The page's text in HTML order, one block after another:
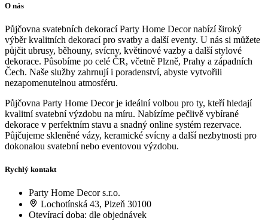
O nás
Půjčovna svatebních dekorací Party Home Decor nabízí široký
výběr kvalitních dekorací pro svatby a další eventy. U nás si můžete
půjčit ubrusy, běhouny, svícny, květinové vazby a další stylové
dekorace. Působíme po celé ČR, včetně Plzně, Prahy a západních
Čech. Naše služby zahrnují i poradenství, abyste vytvořili
nezapomenutelnou atmosféru.
Půjčovna Party Home Decor je ideální volbou pro ty, kteří hledají
kvalitní svatební výzdobu na míru. Nabízíme pečlivě vybírané
dekorace v perfektním stavu a snadný online systém rezervace.
Půjčujeme skleněné vázy, keramické svícny a další nezbytnosti pro
dokonalou svatební nebo eventovou výzdobu.
Rychlý kontakt
Party Home Decor s.r.o.
Lochotínská 43, Plzeň 30100
Otevírací doba: dle objednávek